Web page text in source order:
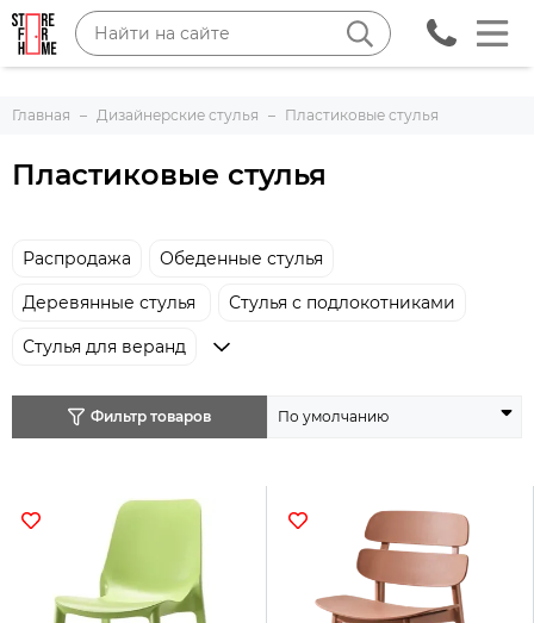
Главная Дизайнерские стулья Пластиковые стулья
Пластиковые стулья
Распродажа Обеденные стулья
Деревянные стулья Стулья с подлокотниками
Стулья для веранд
Фильтр товаров